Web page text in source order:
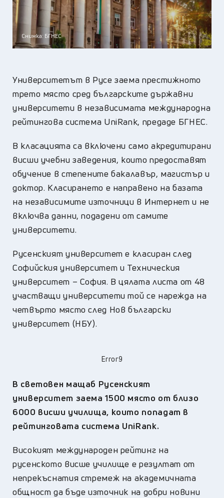
Снимка: БГНЕС
Университетът в Русе заема престижното
трето място сред българските държавни
университети в независимата международна
рейтингова система UniRank, предаде БГНЕС.
В класацията са включени само акредитирани
висши учебни заведения, които предоставят
обучение в степените бакалавър, магистър и
доктор. Класирането е направено на базата
на независимите източници в Интернет и не
включва данни, подадени от самите
университети.
Русенският университет е класиран след
Софийския университет и Техническия
университет – София. В цялата листа от 48
участващи университети той се нарежда на
четвърто място след Нов български
университет (НБУ).
Error9
В световен мащаб Русенският
университет заема 1500 място от близо
6000 висши училища, които попадат в
рейтинговата система UniRank.
Високият международен рейтинг на
русенското висше училище е резултат от
непрекъснатия стремеж на академичната
общност да бъде източник на добри новини